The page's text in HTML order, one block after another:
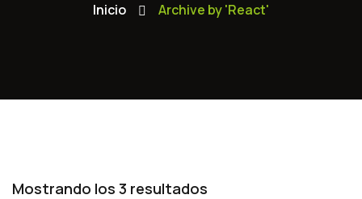
Inicio Archive by 'React'
Mostrando los 3 resultados